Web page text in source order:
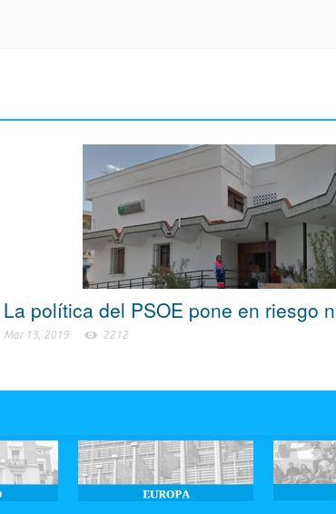
La política del PSOE pone en riesgo
Mar 13, 2019 2212